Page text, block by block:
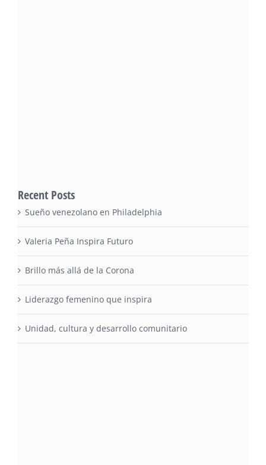
Recent Posts
Sueño venezolano en Philadelphia
Valeria Peña Inspira Futuro
Brillo más allá de la Corona
Liderazgo femenino que inspira
Unidad, cultura y desarrollo comunitario